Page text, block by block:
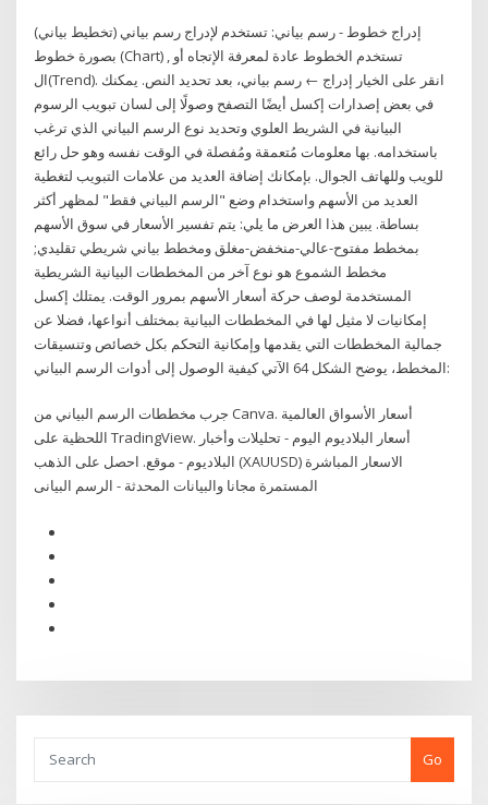
إدراج خطوط - رسم بياني: تستخدم لإدراج رسم بياني (تخطيط بياني)
بصورة خطوط (Chart) , تستخدم الخطوط عادة لمعرفة الإتجاه أو
ال(Trend). انقر على الخيار إدراج ← رسم بياني، بعد تحديد النص. يمكنك
في بعض إصدارات إكسل أيضًا التصفح وصولًا إلى لسان تبويب الرسوم
البيانية في الشريط العلوي وتحديد نوع الرسم البياني الذي ترغب
باستخدامه. بها معلومات مُتعمقة ومُفصلة في الوقت نفسه وهو حل رائع
للويب وللهاتف الجوال. بإمكانك إضافة العديد من علامات التبويب لتغطية
العديد من الأسهم واستخدام وضع "الرسم البياني فقط" لمظهر أكثر
بساطة. يبين هذا العرض ما يلي: يتم تفسير الأسعار في سوق الأسهم
بمخطط مفتوح-عالي-منخفض-مغلق ومخطط بياني شريطي تقليدي;
مخطط الشموع هو نوع آخر من المخططات البيانية الشريطية
المستخدمة لوصف حركة أسعار الأسهم بمرور الوقت. يمتلك إكسل
إمكانيات لا مثيل لها في المخططات البيانية بمختلف أنواعها، فضلا عن
جمالية المخططات التي يقدمها وإمكانية التحكم بكل خصائص وتنسيقات
المخطط، يوضح الشكل 64 الآتي كيفية الوصول إلى أدوات الرسم البياني:
جرب مخططات الرسم البياني من Canva. أسعار الأسواق العالمية
اللحظية على TradingView. أسعار البلاديوم اليوم - تحليلات وأخبار
البلاديوم - موقع. احصل على الذهب (XAUUSD) الاسعار المباشرة
المستمرة مجانا والبيانات المحدثة - الرسم البيانى
Go